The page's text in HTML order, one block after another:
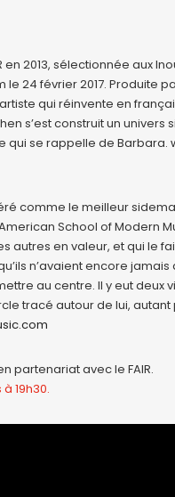
2013, sélectionnée aux
24 février 2017. Produite
qui réinvente en
s’est construit un univers
qui se rappelle de Barbara.
comme le meilleur
School of Modern
autres en valeur, et qui le
n’avaient encore
au centre. Il y eut
tracé autour de lui,
partenariat avec le FAIR.
19h30.